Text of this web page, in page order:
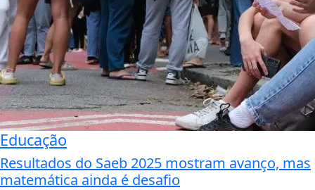
Educação
Resultados do Saeb 2025 mostram avanço, mas
matemática ainda é desafio